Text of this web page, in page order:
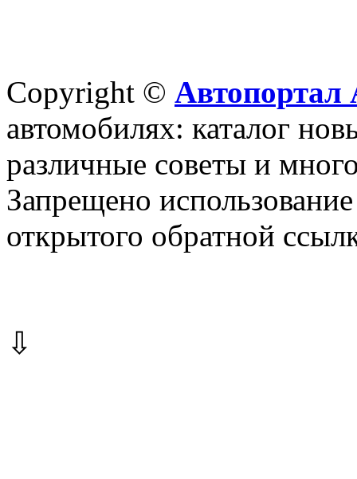
Copyright © Автопортал
автомобилях: каталог
различные советы и
Запрещено
открытого обратной
⇩